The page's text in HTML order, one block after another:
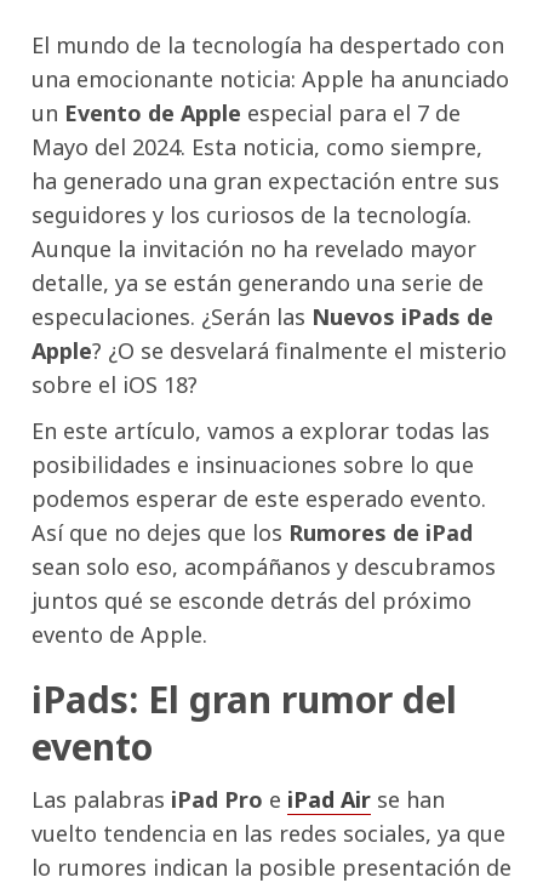
El mundo de la tecnología ha despertado con
una emocionante noticia: Apple ha anunciado
un Evento de Apple especial para el 7 de
Mayo del 2024. Esta noticia, como siempre,
ha generado una gran expectación entre sus
seguidores y los curiosos de la tecnología.
Aunque la invitación no ha revelado mayor
detalle, ya se están generando una serie de
especulaciones. ¿Serán las Nuevos iPads de
Apple? ¿O se desvelará finalmente el misterio
sobre el iOS 18?
En este artículo, vamos a explorar todas las
posibilidades e insinuaciones sobre lo que
podemos esperar de este esperado evento.
Así que no dejes que los Rumores de iPad
sean solo eso, acompáñanos y descubramos
juntos qué se esconde detrás del próximo
evento de Apple.
iPads: El gran rumor del
evento
Las palabras iPad Pro e iPad Air se han
vuelto tendencia en las redes sociales, ya que
lo rumores indican la posible presentación de